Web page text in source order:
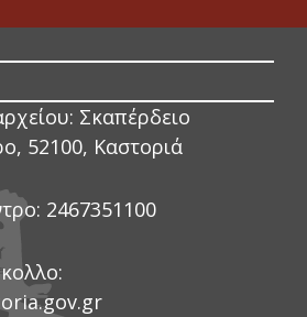
Σκαπέρδειο
52100, Καστοριά
2467351100